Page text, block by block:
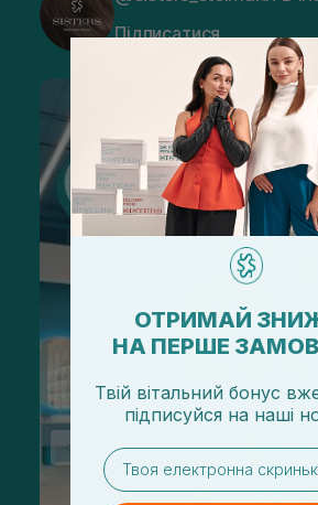
Підписатися
ОТРИМАЙ
НА ПЕРШЕ
Твій вітальний бонус
підписуйся на наші
email